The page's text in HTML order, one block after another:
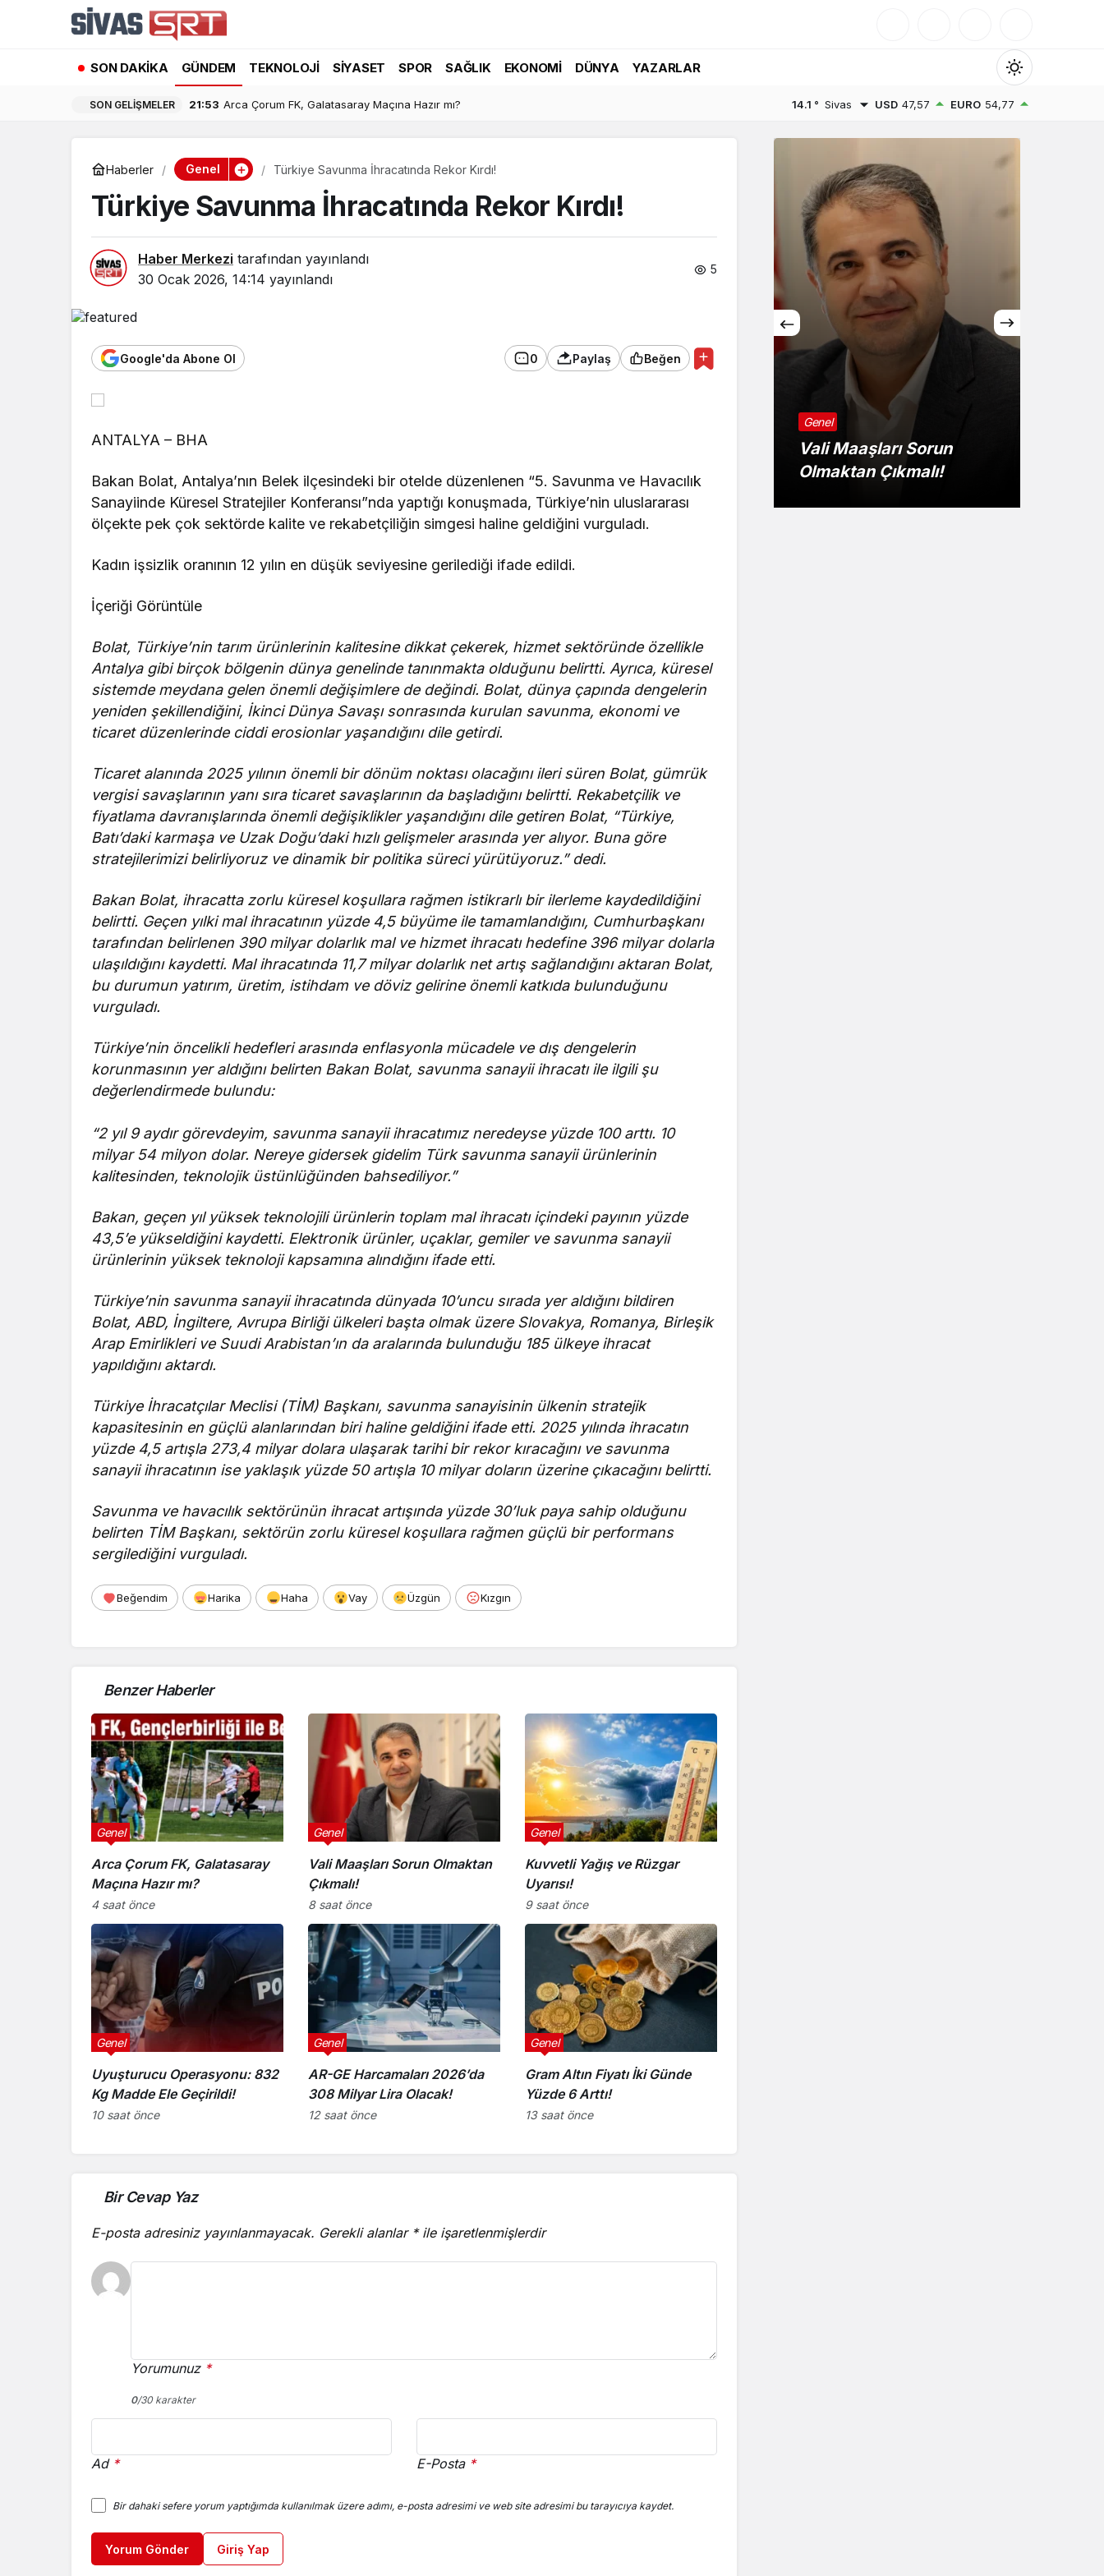
SON DAKIKA GÜNDEM TEKNOLOJI SIYASET SPOR SAĞLIK EKONOMI DÜNYA YAZARLAR
Mod
değiştir
Gündüz Modu
Gündüz modunu seçin.
Gece Modu
Gece modunu seçin.
Sistem modunu seçin.
SON GELIŞMELER 21:53 Arca Çorum FK, Galatasaray Maçına Hazır mı? 14.1 ° Sivas USD 47,57 EURO 54,77
Haberler Genel Türkiye Savunma İhracatında Rekor Kırdı!
Türkiye Savunma İhracatında Rekor Kırdı!
Haber Merkezi tarafından yayınlandı
30 Ocak 2026, 14:14 yayınlandı
5
Google'da Abone Ol 0 Paylaş Beğen
ANTALYA – BHA
Bakan Bolat, Antalya’nın Belek ilçesindeki bir otelde düzenlenen “5. Savunma ve Havacılık
Sanayiinde Küresel Stratejiler Konferansı”nda yaptığı konuşmada, Türkiye’nin uluslararası
ölçekte pek çok sektörde kalite ve rekabetçiliğin simgesi haline geldiğini vurguladı.
Kadın işsizlik oranının 12 yılın en düşük seviyesine gerilediği ifade edildi.
İçeriği Görüntüle
Bolat, Türkiye’nin tarım ürünlerinin kalitesine dikkat çekerek, hizmet sektöründe özellikle
Antalya gibi birçok bölgenin dünya genelinde tanınmakta olduğunu belirtti. Ayrıca, küresel
sistemde meydana gelen önemli değişimlere de değindi. Bolat, dünya çapında dengelerin
yeniden şekillendiğini, İkinci Dünya Savaşı sonrasında kurulan savunma, ekonomi ve
ticaret düzenlerinde ciddi erosionlar yaşandığını dile getirdi.
Ticaret alanında 2025 yılının önemli bir dönüm noktası olacağını ileri süren Bolat, gümrük
vergisi savaşlarının yanı sıra ticaret savaşlarının da başladığını belirtti. Rekabetçilik ve
fiyatlama davranışlarında önemli değişiklikler yaşandığını dile getiren Bolat, “Türkiye,
Batı’daki karmaşa ve Uzak Doğu’daki hızlı gelişmeler arasında yer alıyor. Buna göre
stratejilerimizi belirliyoruz ve dinamik bir politika süreci yürütüyoruz.” dedi.
Bakan Bolat, ihracatta zorlu küresel koşullara rağmen istikrarlı bir ilerleme kaydedildiğini
belirtti. Geçen yılki mal ihracatının yüzde 4,5 büyüme ile tamamlandığını, Cumhurbaşkanı
tarafından belirlenen 390 milyar dolarlık mal ve hizmet ihracatı hedefine 396 milyar dolarla
ulaşıldığını kaydetti. Mal ihracatında 11,7 milyar dolarlık net artış sağlandığını aktaran Bolat,
bu durumun yatırım, üretim, istihdam ve döviz gelirine önemli katkıda bulunduğunu
vurguladı.
Türkiye’nin öncelikli hedefleri arasında enflasyonla mücadele ve dış dengelerin
korunmasının yer aldığını belirten Bakan Bolat, savunma sanayii ihracatı ile ilgili şu
değerlendirmede bulundu:
“2 yıl 9 aydır görevdeyim, savunma sanayii ihracatımız neredeyse yüzde 100 arttı. 10
milyar 54 milyon dolar. Nereye gidersek gidelim Türk savunma sanayii ürünlerinin
kalitesinden, teknolojik üstünlüğünden bahsediliyor.”
Bakan, geçen yıl yüksek teknolojili ürünlerin toplam mal ihracatı içindeki payının yüzde
43,5’e yükseldiğini kaydetti. Elektronik ürünler, uçaklar, gemiler ve savunma sanayii
ürünlerinin yüksek teknoloji kapsamına alındığını ifade etti.
Türkiye’nin savunma sanayii ihracatında dünyada 10’uncu sırada yer aldığını bildiren
Bolat, ABD, İngiltere, Avrupa Birliği ülkeleri başta olmak üzere Slovakya, Romanya, Birleşik
Arap Emirlikleri ve Suudi Arabistan’ın da aralarında bulunduğu 185 ülkeye ihracat
yapıldığını aktardı.
Türkiye İhracatçılar Meclisi (TİM) Başkanı, savunma sanayisinin ülkenin stratejik
kapasitesinin en güçlü alanlarından biri haline geldiğini ifade etti. 2025 yılında ihracatın
yüzde 4,5 artışla 273,4 milyar dolara ulaşarak tarihi bir rekor kıracağını ve savunma
sanayii ihracatının ise yaklaşık yüzde 50 artışla 10 milyar doların üzerine çıkacağını belirtti.
Savunma ve havacılık sektörünün ihracat artışında yüzde 30’luk paya sahip olduğunu
belirten TİM Başkanı, sektörün zorlu küresel koşullara rağmen güçlü bir performans
sergilediğini vurguladı.
Beğendim Harika Haha Vay Üzgün Kızgın
Benzer Haberler
Arca Çorum FK, Galatasaray
Maçına Hazır mı?
Genel
4 saat önce
Vali Maaşları Sorun Olmaktan
Çıkmalı!
Genel
8 saat önce
Kuvvetli Yağış ve Rüzgar
Uyarısı!
Genel
9 saat önce
Uyuşturucu Operasyonu: 832
Kg Madde Ele Geçirildi!
Genel
10 saat önce
AR-GE Harcamaları 2026’da
308 Milyar Lira Olacak!
Genel
12 saat önce
Gram Altın Fiyatı İki Günde
Yüzde 6 Arttı!
Genel
13 saat önce
Bir Cevap Yaz
E-posta adresiniz yayınlanmayacak. Gerekli alanlar *ile işaretlenmişlerdir
Yorumunuz*
0/30 karakter
Ad* E-Posta*
Bir dahaki sefere yorum yaptığımda kullanılmak üzere adımı, e-posta adresimi ve web site adresimi bu tarayıcıya kaydet.
Yorum Gönder Giriş Yap
Hazır mı?
Genel
Vali Maaşları Sorun
Olmaktan Çıkmalı!